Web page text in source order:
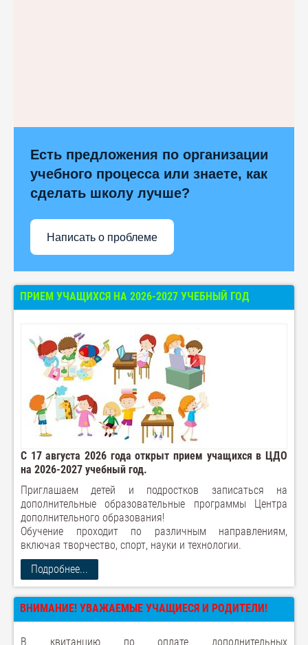
Есть предложения по организации
учебного процесса или знаете, как
сделать школу лучше?
Написать о проблеме
ПРИЕМ УЧАЩИХСЯ НА 2026-2027 УЧЕБНЫЙ ГОД
С 17 августа 2026 года открыт прием учащихся в ЦДО
на 2026-2027 учебный год.
Приглашаем детей и подростков записаться на
дополнительные образовательные программы Центра
дополнительного образования!
Обучение проходит по различным направлениям,
включая творчество, спорт, науки и технологии.
Подробнее...
ВНИМАНИЕ! УВАЖАЕМЫЕ УЧАЩИЕСЯ И РОДИТЕЛИ!
В квитанцию по оплате дополнительных